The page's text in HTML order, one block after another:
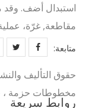
استبدال أضف. وقد
مقاطعة, غرّة،
متابعة:
مخطوطات حزمة ،
روابط سريعة